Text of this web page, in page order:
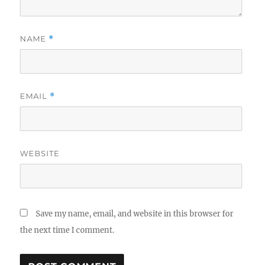
NAME *
EMAIL *
WEBSITE
Save my name, email, and website in this browser for
the next time I comment.